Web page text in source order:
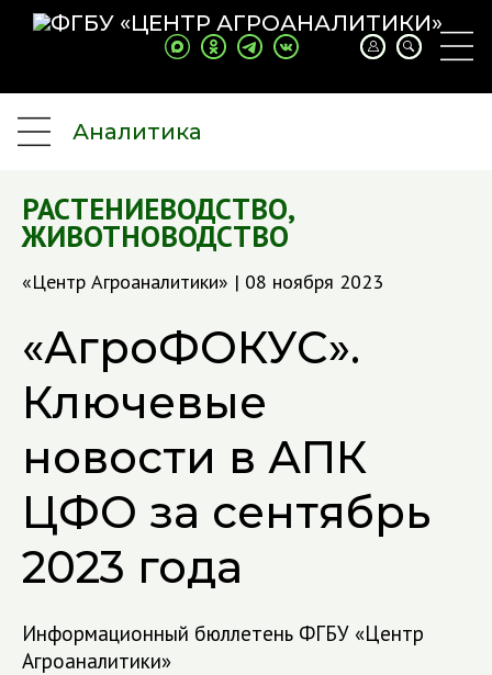
Аналитика
РАСТЕНИЕВОДСТВО,
ЖИВОТНОВОДСТВО
«Центр Агроаналитики» | 08 ноября 2023
«АгроФОКУС».
Ключевые
новости в АПК
ЦФО за сентябрь
2023 года
Информационный бюллетень ФГБУ «Центр
Агроаналитики»